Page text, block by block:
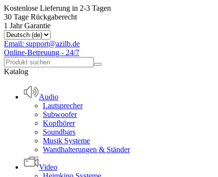
Kostenlose Lieferung in 2-3 Tagen
30 Tage Rückgaberecht
1 Jahr Garantie
Email: support@azilb.de
Online-Betreuung - 24/7
Katalog
Audio
Lautsprecher
Subwoofer
Kopfhörer
Soundbars
Musik Systeme
Wandhalterungen & Ständer
Video